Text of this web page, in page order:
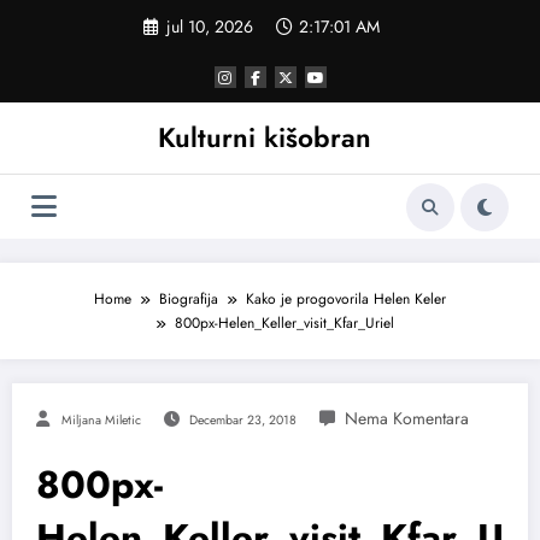
jul 10, 2026 2:17:02 AM
Kulturni kišobran
Home Biografija
Kako je progovorila Helen Keler
800px-Helen_Keller_visit_Kfar_Uriel
Miljana Miletic Decembar 23, 2018
800px-